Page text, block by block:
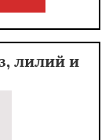
лилий и